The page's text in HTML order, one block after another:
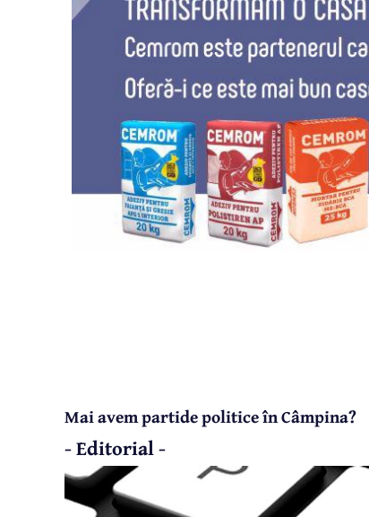
Mai avem partide politice în Câmpina?
- Editorial -